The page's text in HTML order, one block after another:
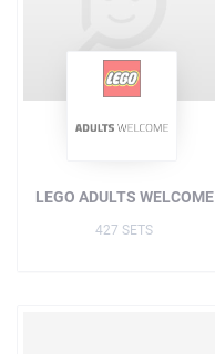
LEGO ADULTS WELCOME
427 SETS